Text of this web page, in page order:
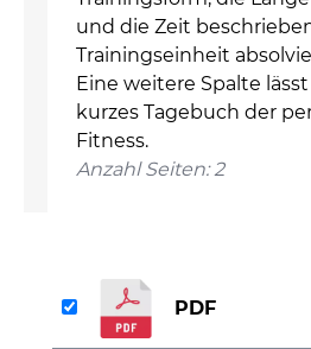
und die Zeit
Trainingseinheit
Eine weitere Spalte
kurzes Tagebuch der
Fitness.
Anzahl Seiten: 2
PDF